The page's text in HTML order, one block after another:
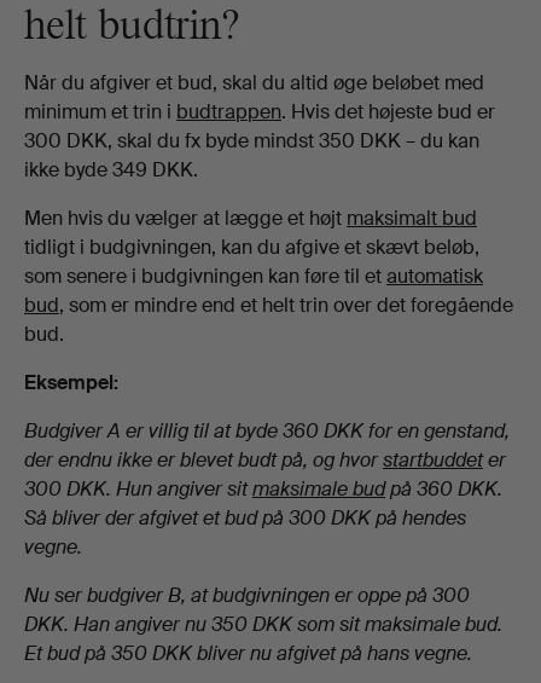
helt budtrin?
Når du afgiver et bud, skal du altid øge beløbet med
minimum et trin i budtrappen. Hvis det højeste bud er
300 DKK, skal du fx byde mindst 350 DKK – du kan
ikke byde 349 DKK.
Men hvis du vælger at lægge et højt maksimalt bud
tidligt i budgivningen, kan du afgive et skævt beløb,
som senere i budgivningen kan føre til etautomatisk
bud, som er mindre end et helt trin over det foregående
bud.
Eksempel:
Budgiver A er villig til at byde 360 DKK for en genstand,
der endnu ikke er blevet budt på, og hvorstartbuddeter
300 DKK. Hun angiver sitmaksimale budpå 360 DKK.
Så bliver der afgivet et bud på 300 DKK på hendes
vegne.
Nu ser budgiver B, at budgivningen er oppe på 300
DKK. Han angiver nu 350 DKK som sit maksimale bud.
Et bud på 350 DKK bliver nu afgivet på hans vegne.